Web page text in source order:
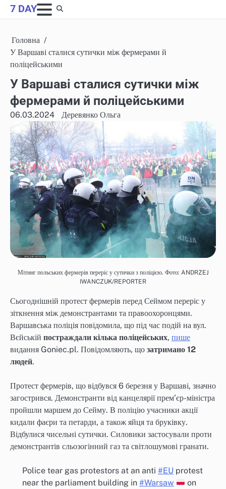
Skip
to
7 DAY
Головна
У Варшаві сталися сутички між фермерами й
поліцейськими
У Варшаві сталися сутички між
фермерами й поліцейськими
06.03.2024 Деревянко Ольга
Мітинг польських фермерів переріс у сутички з поліцією. Фото: ANDRZEJ
IWANCZUK/REPORTER
Сьогоднішній протест фермерів перед Сеймом переріс у
зіткнення між демонстрантами та правоохоронцями.
Варшавська поліція повідомила, що під час подій на вул.
Вєйській постраждали кілька поліцейських, пише
видання Goniec.pl. Повідомляють, що затримано 12
людей.
Протест фермерів, що відбувся 6 березня у Варшаві, значно
загострився. Демонстранти від канцелярії прем’єр-міністра
пройшли маршем до Сейму. В поліцію учасники акції
кидали фаєри та петарди, а також яйця та бруківку.
Відбулися чисельні сутички. Силовики застосували проти
демонстрантів сльозогінний газ та світлошумові гранати.
Police tear gas protestors at an anti #EU protest
near the parliament building in #Warsaw
on